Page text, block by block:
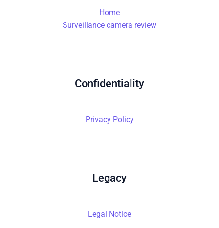
Home
Surveillance camera review
Confidentiality
Privacy Policy
Legacy
Legal Notice